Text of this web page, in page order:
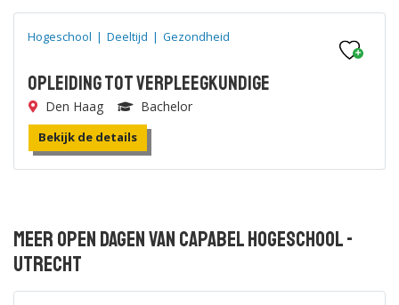
Hogeschool | Deeltijd | Gezondheid
Opleiding tot Verpleegkundige
Den Haag Bachelor
Bekijk de details
Meer open dagen van Capabel Hogeschool -
Utrecht